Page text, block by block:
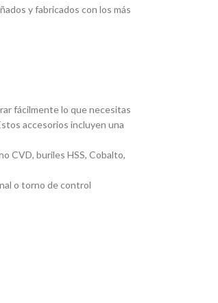
y fabricados con los más
fácilmente lo que necesitas
accesorios incluyen una
CVD, buriles HSS, Cobalto,
o torno de control